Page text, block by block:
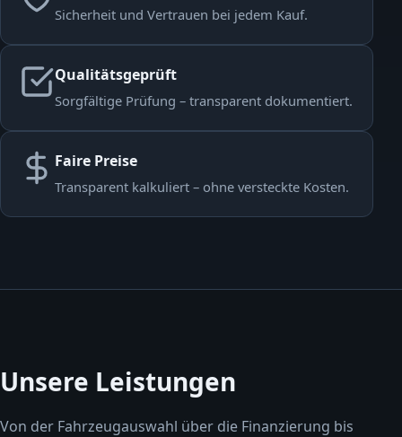
Sicherheit und Vertrauen bei jedem Kauf.
Qualitätsgeprüft
Sorgfältige Prüfung – transparent dokumentiert.
Faire Preise
Transparent kalkuliert – ohne versteckte Kosten.
Unsere Leistungen
Von der Fahrzeugauswahl über die Finanzierung bis